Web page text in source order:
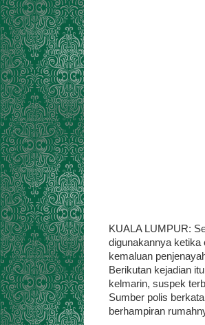
KUALA LUMPUR:
digunakannya ketika
kemaluan
Berikutan kejadian
kelmarin, suspek
Sumber polis
berhampiran